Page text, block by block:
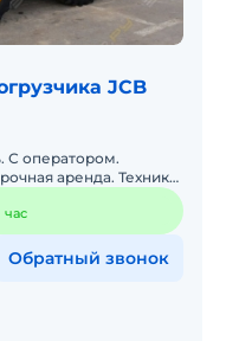
JCB
С оператором.
аренда. Техника
час
Обратный звонок